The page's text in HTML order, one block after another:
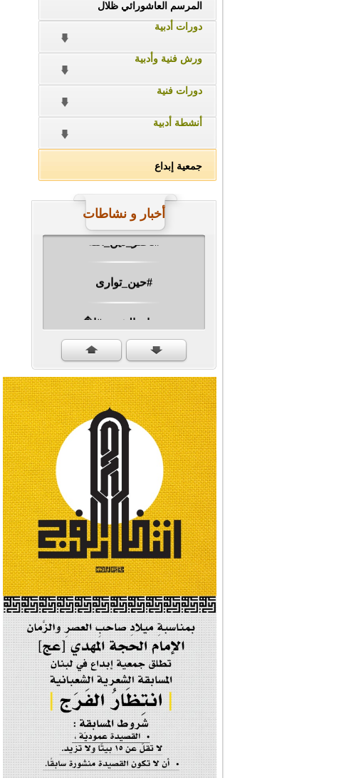
المرسم العاشورائي ظلال
دورات أدبية
ورش فنية وأدبية
دورات فنية
أنشطة أدبية
جمعية إبداع
أخبار و نشاطات
#ناصر_دين_الله
#حين_توارى
مهرجان الشهيد #ا�...
#سنكمل_الطريق
#تبريكات_انتصار_�...
#نداء_الأنبياء
#شجرة_النبوة
#وأنا_على_دين_محم...
#بأمانة_موسى_بن_ج...
#إيران_حرم_فاطمة ...
| #فخر_المخدرات |
#صحيفة_المؤمن
إحتفالية #رياحين...
إحتفالية تكريم ا...